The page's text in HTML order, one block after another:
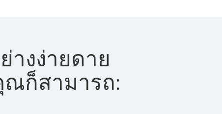
างง่ายดาย
ณก็สามารถ: